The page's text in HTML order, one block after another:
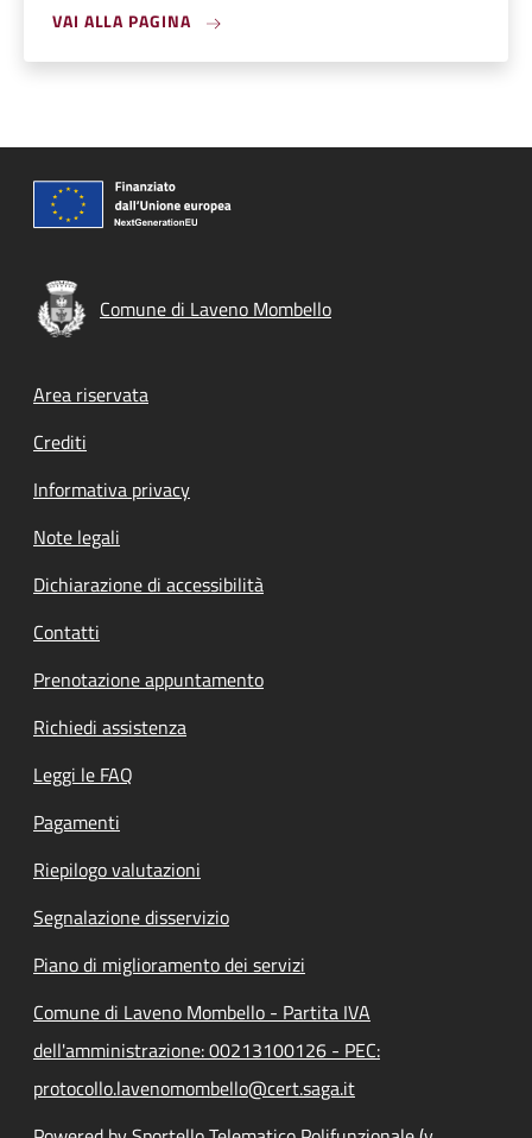
VAI ALLA PAGINA
Comune di Laveno Mombello
Footer menu
Area riservata
Crediti
Informativa privacy
Note legali
Dichiarazione di accessibilità
Contatti
Prenotazione appuntamento
Richiedi assistenza
Leggi le FAQ
Pagamenti
Riepilogo valutazioni
Segnalazione disservizio
Piano di miglioramento dei servizi
Comune di Laveno Mombello - Partita IVA
dell'amministrazione: 00213100126 - PEC:
protocollo.lavenomombello@cert.saga.it